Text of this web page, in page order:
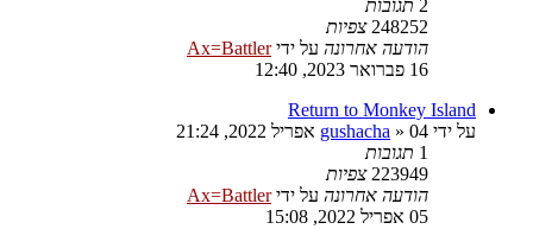
2 תגובות
248252 צפיות
הודעה אחרונה על ידיAx=Battler
16 פברואר 2023, 12:40
Return to Monkey Island
על ידי
gushacha » 04 אפריל 2022, 21:24
1 תגובות
223949 צפיות
הודעה אחרונה על ידיAx=Battler
05 אפריל 2022, 15:08